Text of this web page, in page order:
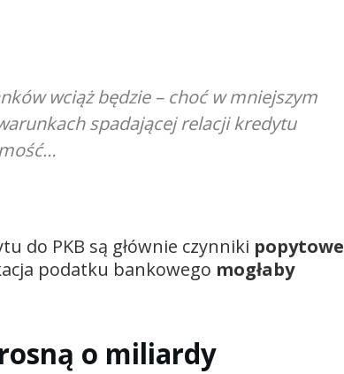
wciąż będzie – choć w mniejszym
spadającej relacji kredytu
do PKB są głównie czynniki popytowe
podatku bankowego mogłaby
o miliardy